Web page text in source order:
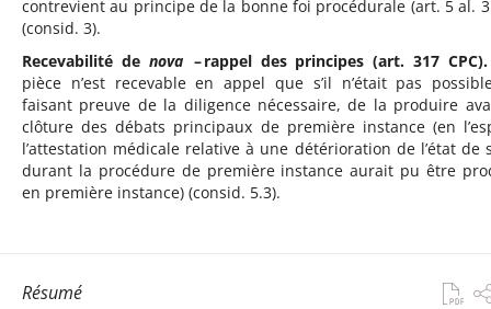
contrevient au principe de la bonne foi procédurale (art. 5 al. 3
(consid. 3).
Recevabilité de nova – rappel des principes (art. 317 CPC).
pièce n’est recevable en appel que s’il n’était pas
faisant preuve de la diligence nécessaire, de la produire
clôture des débats principaux de première instance (en
l’attestation médicale relative à une détérioration de l’état de
durant la procédure de première instance aurait pu être
en première instance) (consid. 5.3).
Résumé